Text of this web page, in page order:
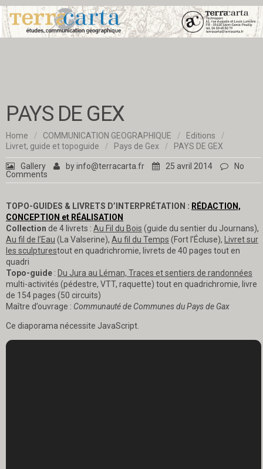
PAYS DE GEX
Home / COMMUNICATION GEOGRAPHIQUE / Editions
/
Livret, guide et topoguide
/ Pays de Gex / PAYS DE GEX
Gallery byinfo@terracarta.fr 25 avril 2014
No
Comments
TOPO-GUIDES & LIVRETS D’INTERPRÉTATION : RÉDACTION,
CONCEPTION et RÉALISATION
Collection de 4 livrets : Au Fil du Bois (guide du sentier du Journans),
Au fil de l’Eau (La Valserine), Au fil du Temps (Fort l’Écluse),
Livret sur
les sculpturestout en quadrichromie, livrets de 40 pages tout en
quadri
Topo-guide : Du Jura au Léman, Traces et sentiers de randonnées
multi-activités (pédestre, VTT, raquette) tout en quadrichromie, livre
de 154 pages (50 circuits)
Maître d’ouvrage : Communauté de Communes du Pays de Gax
Ce diaporama nécessite JavaScript.